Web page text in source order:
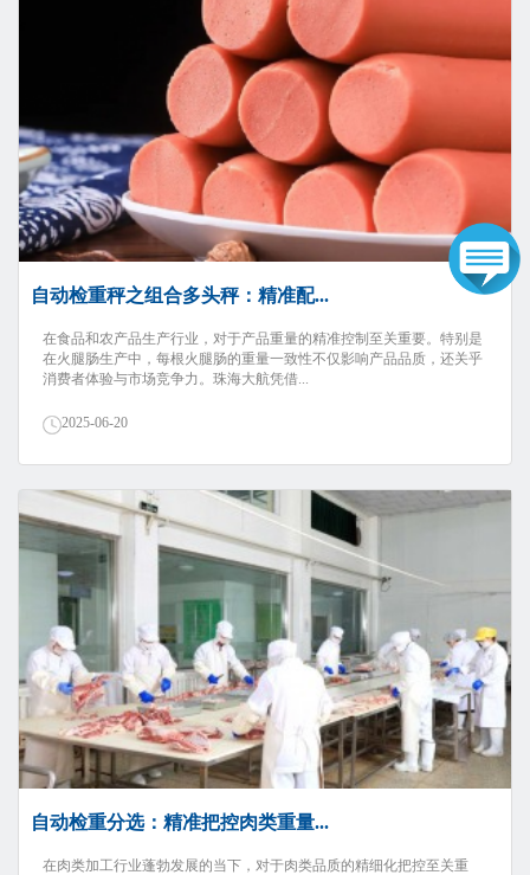
自动检重秤之组合多头秤：精准配...
在食品和农产品生产行业，对于产品重量的精准控制至关重要。特别是
在火腿肠生产中，每根火腿肠的重量一致性不仅影响产品品质，还关乎
消费者体验与市场竞争力。珠海大航凭借...
2025-06-20
自动检重分选：精准把控肉类重量...
在肉类加工行业蓬勃发展的当下，对于肉类品质的精细化把控至关重